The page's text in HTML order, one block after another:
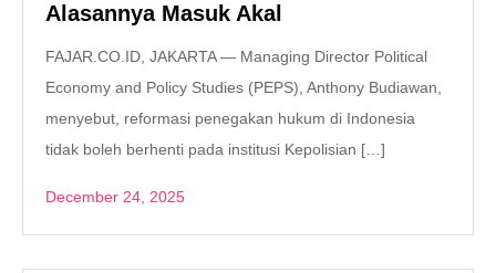
Alasannya Masuk Akal
FAJAR.CO.ID, JAKARTA — Managing Director Political
Economy and Policy Studies (PEPS), Anthony Budiawan,
menyebut, reformasi penegakan hukum di Indonesia
tidak boleh berhenti pada institusi Kepolisian […]
December 24, 2025